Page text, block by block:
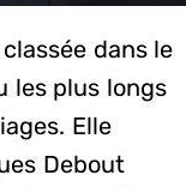
dans le
les plus longs
Elle
Debout